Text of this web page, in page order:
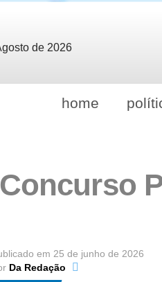
de 2026
home
Concurso
em 25 de junho de 2026
Da Redação